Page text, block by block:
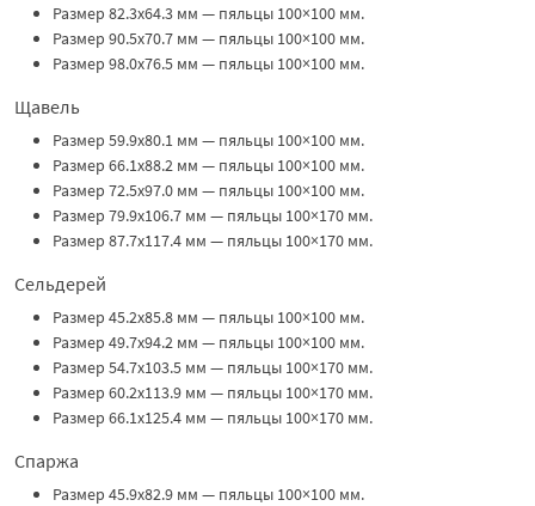
Размер 82.3x64.3 мм — пяльцы 100×100 мм.
Размер 90.5x70.7 мм — пяльцы 100×100 мм.
Размер 98.0x76.5 мм — пяльцы 100×100 мм.
Щавель
Размер 59.9x80.1 мм — пяльцы 100×100 мм.
Размер 66.1x88.2 мм — пяльцы 100×100 мм.
Размер 72.5x97.0 мм — пяльцы 100×100 мм.
Размер 79.9x106.7 мм — пяльцы 100×170 мм.
Размер 87.7x117.4 мм — пяльцы 100×170 мм.
Сельдерей
Размер 45.2x85.8 мм — пяльцы 100×100 мм.
Размер 49.7x94.2 мм — пяльцы 100×100 мм.
Размер 54.7x103.5 мм — пяльцы 100×170 мм.
Размер 60.2x113.9 мм — пяльцы 100×170 мм.
Размер 66.1x125.4 мм — пяльцы 100×170 мм.
Спаржа
Размер 45.9x82.9 мм — пяльцы 100×100 мм.